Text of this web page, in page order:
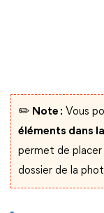
✏️ Note : Vous
éléments dans
permet de
dossier de la